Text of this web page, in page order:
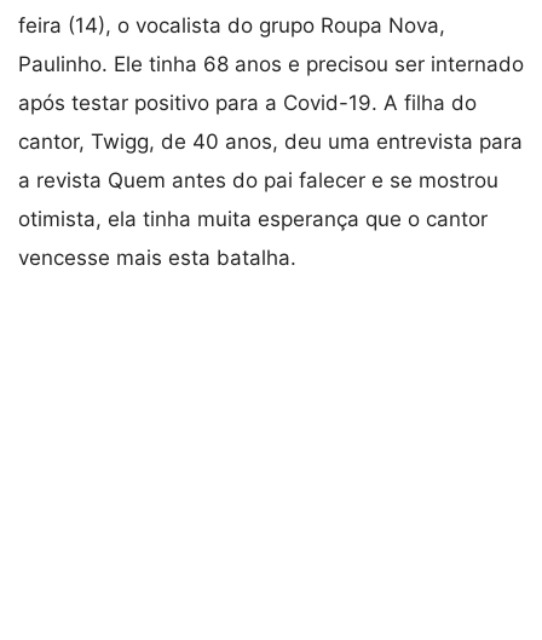
feira (14), o vocalista do grupo Roupa Nova,
Paulinho. Ele tinha 68 anos e precisou ser internado
após testar positivo para a Covid-19. A filha do
cantor, Twigg, de 40 anos, deu uma entrevista para
a revista Quem antes do pai falecer e se mostrou
otimista, ela tinha muita esperança que o cantor
vencesse mais esta batalha.